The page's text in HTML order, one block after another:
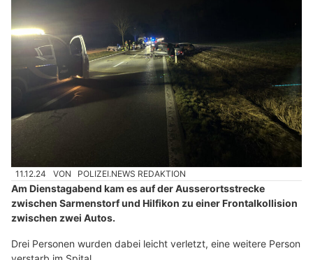
11.12.24 VON POLIZEI.NEWS REDAKTION
Am Dienstagabend kam es auf der Ausserortsstrecke
zwischen Sarmenstorf und Hilfikon zu einer Frontalkollision
zwischen zwei Autos.
Drei Personen wurden dabei leicht verletzt, eine weitere Person